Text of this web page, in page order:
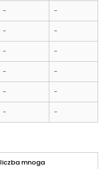
- -
- -
- -
- -
- -
- -
liczba mnoga